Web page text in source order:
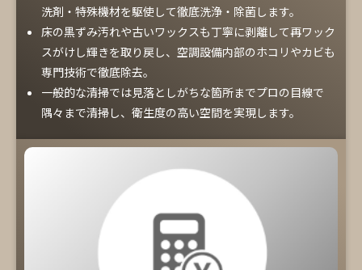
洗剤・特殊機材を駆使して徹底洗浄・除菌します。
床の黒ずみ汚れや古いワックスも丁寧に剥離して再ワック
スがけし輝きを取り戻し、空調設備内部のホコリやカビも
専門技術で徹底除去。
一般的な清掃では見落としがちな箇所までプロの目線で
隅々まで清掃し、衛生度の高い空間を実現します。